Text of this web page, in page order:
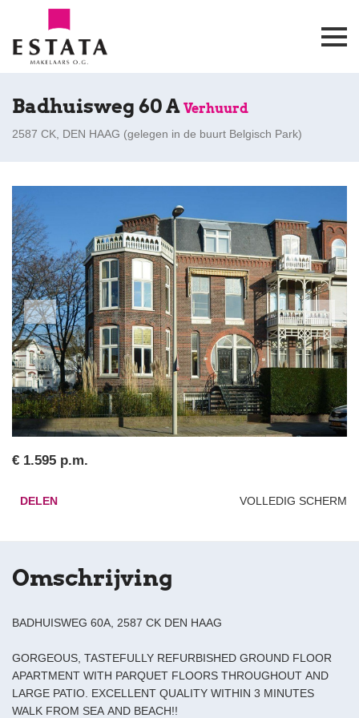
Badhuisweg 60 A Verhuurd
2587 CK, DEN HAAG (gelegen in de buurt Belgisch Park)
€ 1.595 p.m.
DELEN VOLLEDIG SCHERM
Omschrijving
BADHUISWEG 60A, 2587 CK DEN HAAG
GORGEOUS, TASTEFULLY REFURBISHED GROUND FLOOR
APARTMENT WITH PARQUET FLOORS THROUGHOUT AND
LARGE PATIO. EXCELLENT QUALITY WITHIN 3 MINUTES
WALK FROM SEA AND BEACH!!